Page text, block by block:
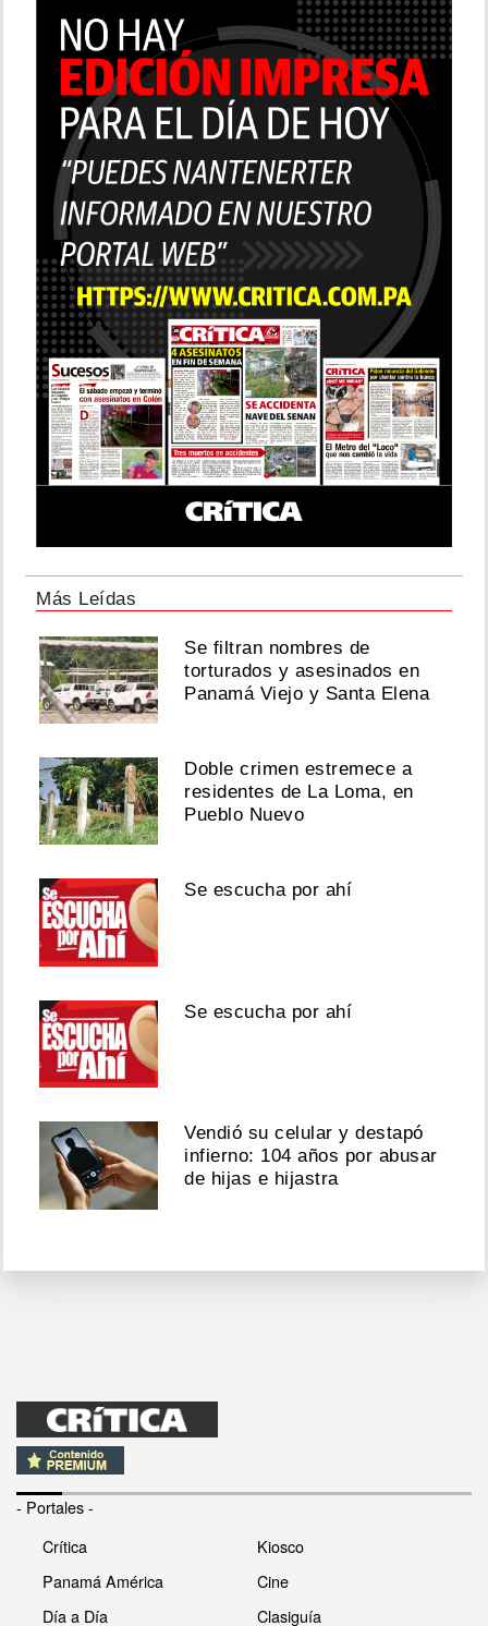
Más Leídas
Se filtran nombres de
torturados y asesinados en
Panamá Viejo y Santa Elena
Doble crimen estremece a
residentes de La Loma, en
Pueblo Nuevo
Se escucha por ahí
Se escucha por ahí
Vendió su celular y destapó
infierno: 104 años por abusar
de hijas e hijastra
- Portales -
Crítica
Panamá América
Día a Día
Kiosco
Cine
Clasiguía